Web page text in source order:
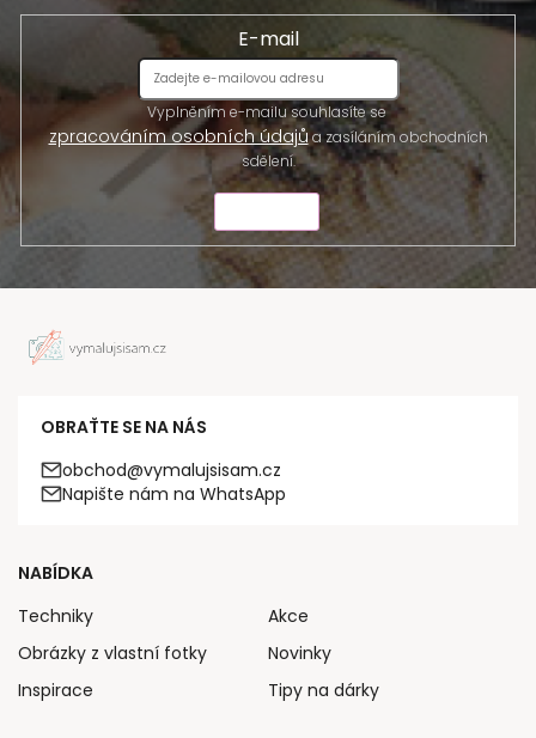
E-mail
Vyplněním e-mailu souhlasíte se
zpracováním osobních údajůa zasíláním obchodních
sdělení.
OBRAŤTE SE NA NÁS
obchod@vymalujsisam.cz
Napište nám na WhatsApp
NABÍDKA
Techniky
Obrázky z vlastní fotky
Inspirace
Akce
Novinky
Tipy na dárky